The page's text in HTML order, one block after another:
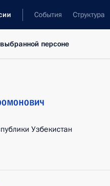
События Структура
персоне
Узбекистан